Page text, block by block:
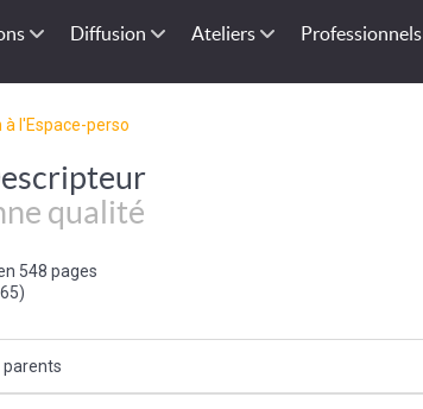
Diffusion Ateliers Professionnels
l'Espace-perso
qualité
548 pages
parents